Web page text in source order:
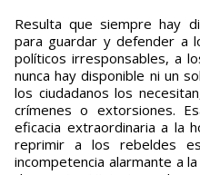
Resulta que siempre hay
para guardar y defender a
políticos irresponsables, a
nunca hay disponible ni un
los ciudadanos los
crímenes o extorsiones.
eficacia extraordinaria a la
reprimir a los rebeldes
incompetencia alarmante a